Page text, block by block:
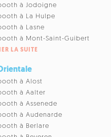
à Jodoigne
à La Hulpe
à Lasne
à Mont-Saint-Guibert
LA SUITE
à Alost
à Aalter
à Assenede
à Audenarde
à Berlare